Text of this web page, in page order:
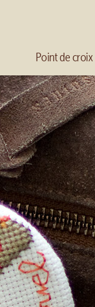
Point de croix